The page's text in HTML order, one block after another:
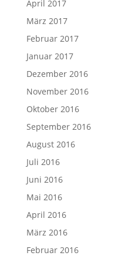
April 2017
März 2017
Februar 2017
Januar 2017
Dezember 2016
November 2016
Oktober 2016
September 2016
August 2016
Juli 2016
Juni 2016
Mai 2016
April 2016
März 2016
Februar 2016